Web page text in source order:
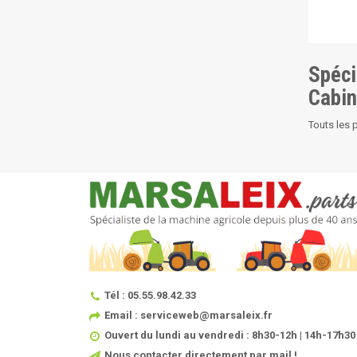
Touts les
Tél : 05.55.98.42.33
Email : serviceweb@marsaleix.fr
Ouvert du lundi au vendredi : 8h30-12h | 14h-17h30